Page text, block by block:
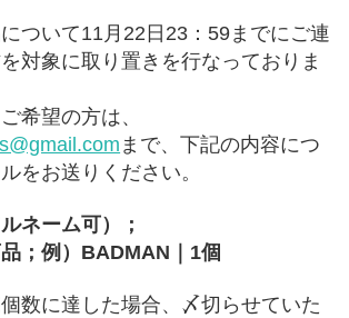
ついて11月22日23：59までにご連
対象に取り置きを行なっておりま
希望の方は、
まで、下記の内容につ
をお送りください。
ネーム可）；
；例）BADMAN｜1個
数に達した場合、〆切らせていた